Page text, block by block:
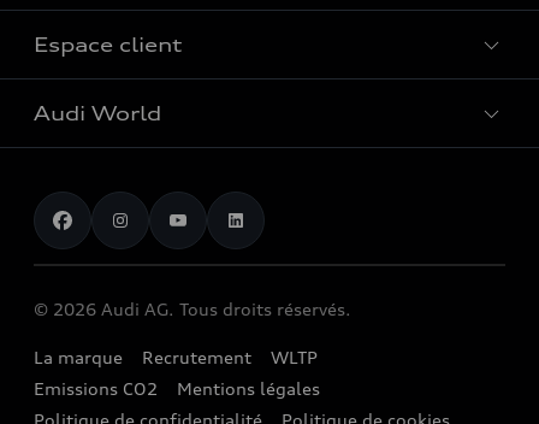
Modèles électriques
Hybrides plug-in
Configurateur
Véhicules neufs disponibles
Clients professionnels
Accessoires d'origine Audi
Audi Services
Services numériques Audi
myAudi
Garantie & assistance
Espace client
Contact
Demande d'essai
Audi World
Stories of Progress
Audi quattro Cup
© 2026 Audi AG. Tous droits réservés.
La marque Recrutement
WLTP
Emissions CO2
Mentions légales
Politique de confidentialité
Politique de cookies